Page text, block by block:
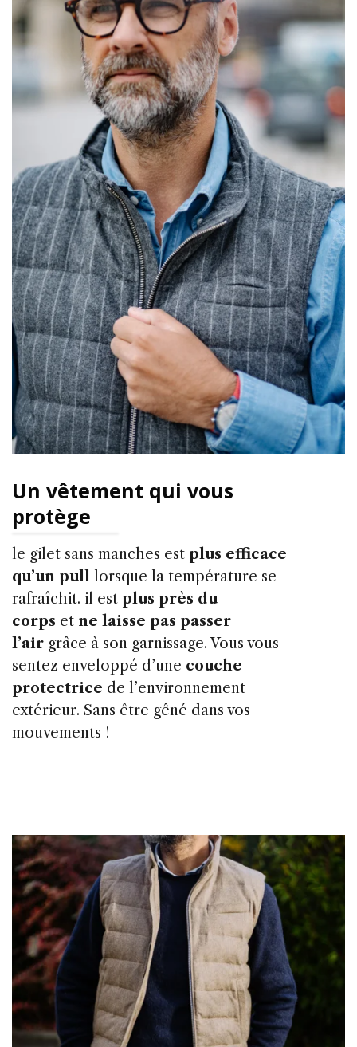
Un vêtement qui vous
protège
le gilet sans manches est plus efficace
qu’un pull lorsque la température se
rafraîchit. il est plus près du
corps et ne laisse pas passer
l’air grâce à son garnissage. Vous vous
sentez enveloppé d’une couche
protectrice de l’environnement
extérieur. Sans être gêné dans vos
mouvements !